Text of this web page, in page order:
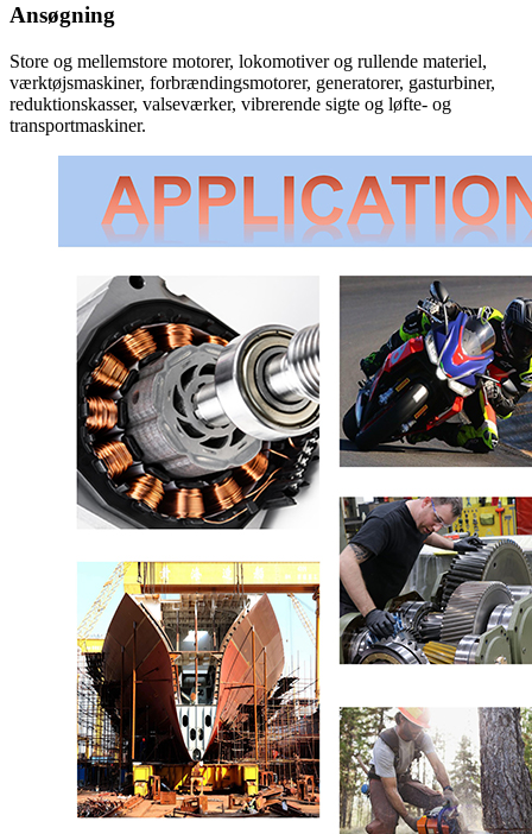
Ansøgning
Store og mellemstore motorer, lokomotiver og rullende materiel,
værktøjsmaskiner, forbrændingsmotorer, generatorer, gasturbiner,
reduktionskasser, valseværker, vibrerende sigte og løfte- og
transportmaskiner.